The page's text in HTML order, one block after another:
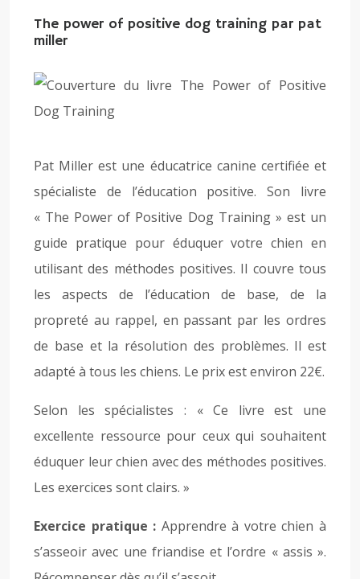
The power of positive dog training par pat
miller
Pat Miller est une éducatrice canine certifiée et
spécialiste de l’éducation positive. Son livre
« The Power of Positive Dog Training » est un
guide pratique pour éduquer votre chien en
utilisant des méthodes positives. Il couvre tous
les aspects de l’éducation de base, de la
propreté au rappel, en passant par les ordres
de base et la résolution des problèmes. Il est
adapté à tous les chiens. Le prix est environ 22€.
Selon les spécialistes : « Ce livre est une
excellente ressource pour ceux qui souhaitent
éduquer leur chien avec des méthodes positives.
Les exercices sont clairs. »
Exercice pratique : Apprendre à votre chien à
s’asseoir avec une friandise et l’ordre « assis ».